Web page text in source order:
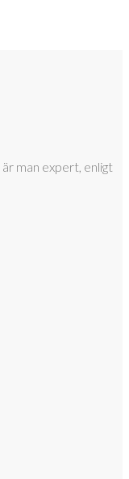
man expert, enligt